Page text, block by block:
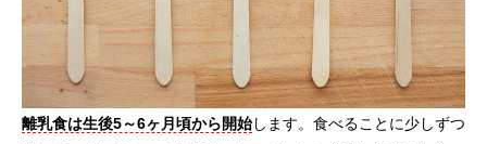
離乳食は生後5～6ヶ月頃から開始します。食べることに少しずつ